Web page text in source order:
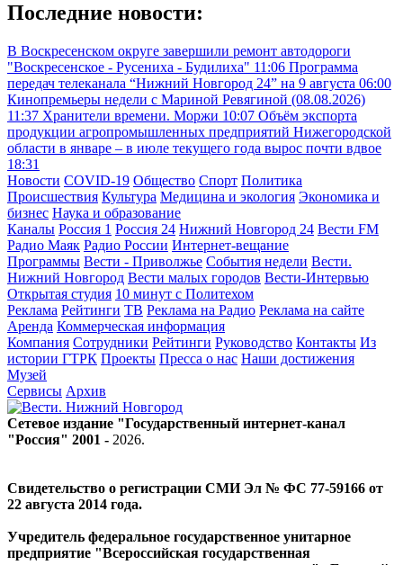
Последние новости:
В Воскресенском округе завершили ремонт автодороги
"Воскресенское - Русениха - Будилиха" 11:06 Программа
передач телеканала “Нижний Новгород 24” на 9 августа 06:00
Кинопремьеры недели с Мариной Ревягиной (08.08.2026)
11:37 Хранители времени. Моржи 10:07 Объём экспорта
продукции агропромышленных предприятий Нижегородской
области в январе – в июле текущего года вырос почти вдвое
18:31
Новости COVID-19 Общество Спорт Политика
Происшествия Культура Медицина и экология Экономика и
бизнес Наука и образование
Каналы Россия 1 Россия 24 Нижний Новгород 24 Вести FM
Радио Маяк Радио России Интернет-вещание
Программы Вести - Приволжье События недели Вести.
Нижний Новгород Вести малых городов Вести-Интервью
Открытая студия 10 минут с Политехом
Реклама Рейтинги ТВ Реклама на Радио Реклама на сайте
Аренда Коммерческая информация
Компания Сотрудники Рейтинги Руководство Контакты Из
истории ГТРК Проекты Пресса о нас Наши достижения
Музей
Сервисы Архив
Сетевое издание "Государственный интернет-канал
"Россия" 2001 - 2026.
Свидетельство о регистрации СМИ Эл № ФС 77-59166 от
22 августа 2014 года.
Учредитель федеральное государственное унитарное
предприятие "Всероссийская государственная